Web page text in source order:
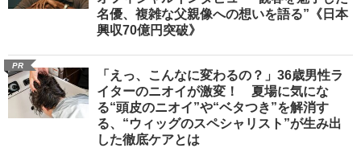
名優、複雑な父親像への想いを語る”《日本
興収70億円突破》
PR
「えっ、こんなに変わるの？」36歳男性ラ
イターのニオイが激変！ 夏場に気にな
る“頭皮のニオイ”や“ベタつき”を解消す
る、“ウィッグのスペシャリスト”が生み出
した徹底ケアとは